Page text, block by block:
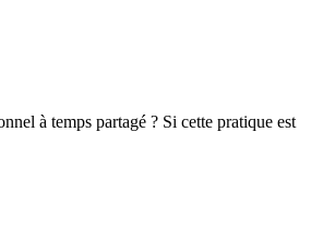
à temps partagé ? Si cette pratique est